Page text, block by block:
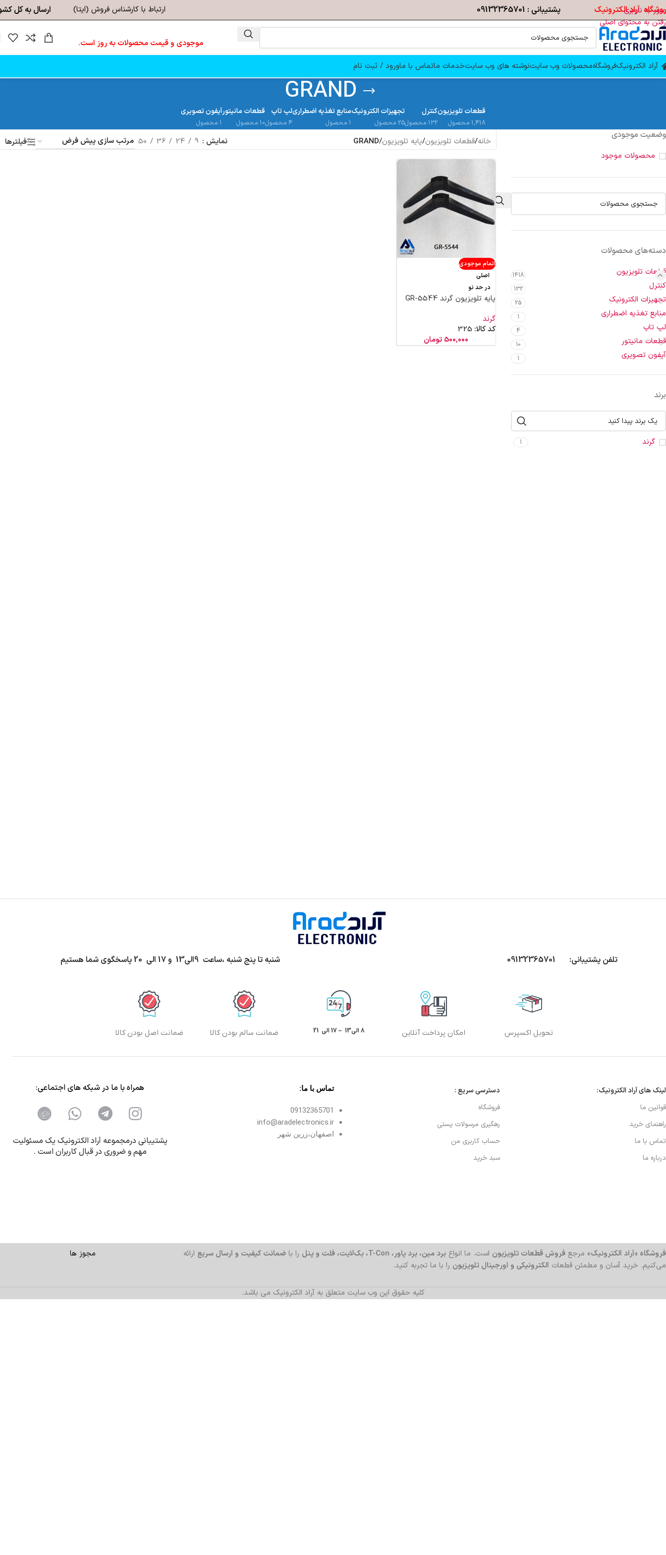
عبور به ناوبری
رفتن به محتوای اصلی
آراد الکترونیک پشتیبانی : 09132365701 ارتباط با کارشناس فروش (ایتا) ارسال به کل
موجودی و قیمت محصولات به روز است.
آراد الکترونیکفروشگاهمحصولات وب سایتنوشته های وب سایتخدمات ماتماس با ماورود / ثبت نام
GRAND
قطعات تلویزیون
1,418 محصول
کنترل
132 محصول
تجهیزات الکترونیک
25 محصول
منابع تغذیه اضطراری
1 محصول
لپ تاپ
4 محصول
قطعات مانیتور
10 محصول
آیفون تصویری
1 محصول
وضعیت موجودی
محصولات موجود
دسته‌های محصولات
قطعات تلویزیون 1418
کنترل 132
تجهیزات الکترونیک 25
منابع تغذیه اضطراری 1
لپ تاپ 4
قطعات مانیتور 10
آیفون تصویری 1
برند
گرند 1
خانه/قطعات تلویزیون/پایه تلویزیون/
GRAND نمایش 9
24
36
50 فیلترها
اتمام موجودی
اصلی
در حد نو
پایه تلویزیون گرند GR-5544
گرند
کد کالا: 325
500,000 تومان
تلفن پشتیبانی: 09132365701 شنبه تا پنج شنبه ،ساعت 9الی13 و 17 الی 20 پاسخگوی شما هستیم
تحویل اکسپرس امکان پرداخت آنلاین 8 الی13 – 17 الی 21 ضمانت سالم بودن کالا ضمانت اصل بودن کالا
لینک های آراد الکترونیک:
قوانین ما
راهنمای خرید
تماس با ما
درباره ما
دسترسی سریع :
فروشگاه
رهگیری مرسولات پستی
حساب کاربری من
سبد خرید
تماس با ما:
09132365701
info@aradelectronics.ir
اصفهان،زرین شهر
همراه با ما در شبکه های اجتماعی:
پشتیبانی درمجموعه آراد الکترونیک یک مسئولیت
مهم و ضروری در قبال کاربران است .
فروشگاه «آراد الکترونیک» مرجع فروش قطعات تلویزیون است. ما انواع برد مین، برد پاور، T-Con، بک‌لایت، فلت و پنل را با ضمانت کیفیت و ارسال سریع ارائه
می‌کنیم. خرید آسان و مطمئن قطعات الکترونیکی و اورجینال تلویزیون را با ما تجربه کنید.
مجوز ها
کلیه حقوق این وب سایت متعلق به آراد الکترونیک می باشد.